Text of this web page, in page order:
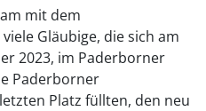
mit dem
Gläubige, die sich am
2023, im Paderborner
Paderborner
Platz füllten, den neu